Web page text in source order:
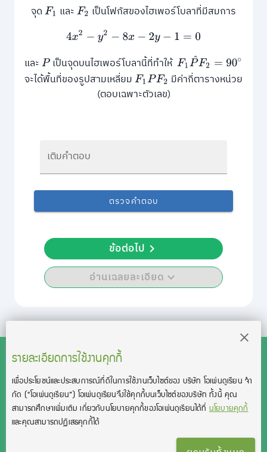
จุดF1 และF2 เป็นโฟกัสของไฮเพอร์โบลาที่มีสมการ
4 x2− y2 −8x −2y−1= 0
และPเป็นจุดบนไฮเพอร์โบลานี้ที่ทำให้ F1P^F2 =90∘
จะได้พื้นที่ของรูปสามเหลี่ยมF1PF2 มีค่ากี่ตารางหน่วย
(ตอบเฉพาะตัวเลข)
เติมคำตอบ
ตรวจคำตอบ
อ่านเฉลยละเอียด
ข้อต่อไป
รายละเอียดการใช้งานคุกกี้
เพื่อประโยชน์และประสบการณ์ที่ดีในการใช้งานเว็บไซต์ของ บริษัท โอเพ่นดูเรียน จํา
กัด (“โอเพ่นดูเรียน”)โอเพ่นดูเรียนจึงใช้คุกกี้บนเว็บไซต์ของบริษัท ทั้งนี้ คุณ
สามารถศึกษาเพิ่มเติม เกี่ยวกับนโยบายคุกกี้ของโอเพ่นดูเรียนได้ที่นโยบายคุกกี้
และคุณสามารถปฏิเสธคุกกี้ได้
สงวนลิขสิทธิ์โดย บริษัท โอเพ่นดูเรียน จำกัด 2021 ©︎ OpenDurian
Co., Ltd.
TOEIC® and TOEFL® are registered trademarks of Educational Testing